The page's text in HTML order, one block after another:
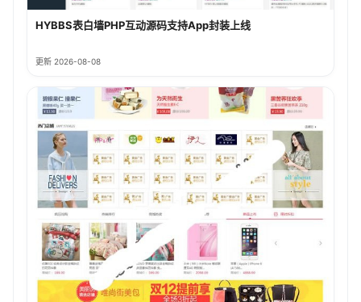
HYBBS表白墙PHP互动源码支持App封装上线
更新 2026-08-08